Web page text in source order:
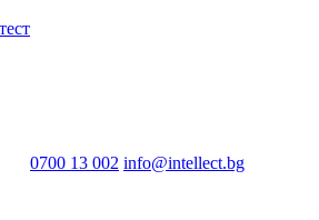
0700 13 002 info@intellect.bg